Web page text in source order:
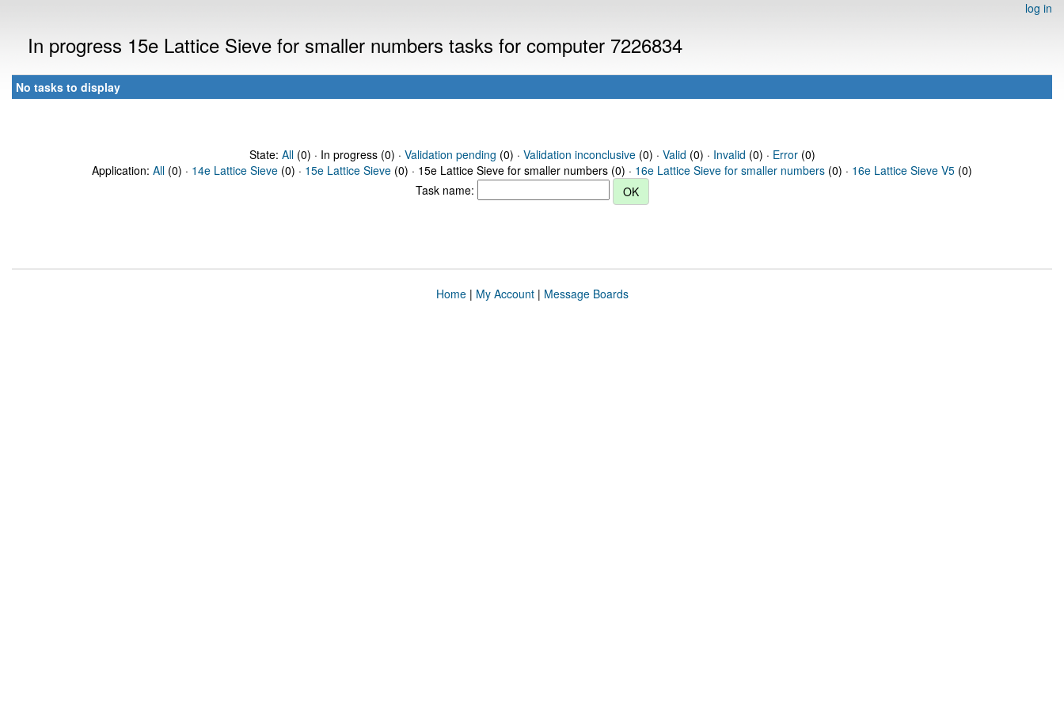
log in
In progress 15e Lattice Sieve for smaller numbers tasks for computer 7226834
No tasks to display
State: All(0) · In progress (0) · Validation pending (0) · Validation inconclusive(0) · Valid (0) · Invalid (0) · Error(0)
Application: All (0) · 14e Lattice Sieve (0) · 15e Lattice Sieve (0) · 15e Lattice Sieve for smaller numbers (0) · 16e Lattice Sieve for smaller numbers (0) · 16e Lattice Sieve V5 (0)
Task name:
Home| My Account| Message Boards